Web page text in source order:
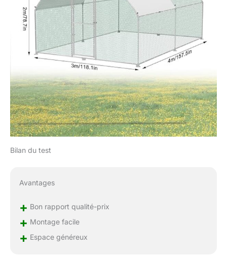
notre cage en métal de
haute qualité est
également parfaite
pour d'autres volailles,
comme les canards,
lapins, oies, poules,
etc. Vous aurez assez
d'espace pour jouer et
se reposer.
Bilan du test
Avantages
+ Bon rapport qualité-prix
+ Montage facile
+ Espace généreux